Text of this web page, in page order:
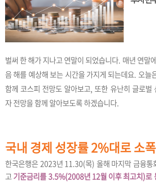
벌써 한 해가 지나고 연말이 되었습니다. 매년 연말
음 해를 예상해 보는 시간을 가지게 되는데요. 오늘
함께 코스피 전망도 알아보고, 또한 유난히 글로
자 전망을 함께 알아보도록 하겠습니다.
국내 경제 성장률 2%대로 소
한국은행은 2023년 11.30(목) 올해 마지막 금융통
고기준금리를 3.5%(2008년 12월 이후 최고치)로